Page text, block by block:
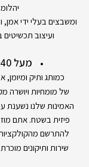
ומשבצים בעלי ידי אמן,
ועיצוב תכשיטים
מעל 40 שנות אמינות:
כמותג ותיק ומיומן,
של מומחיות ויושרה
פיזית בשטח. אתם
להתרשם
שירות ותיקונים